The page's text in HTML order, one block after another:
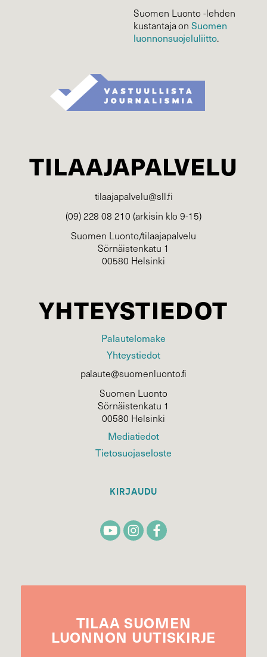
Suomen Luonto -lehden
kustantaja onSuomen
luonnonsuojelu­liitto.
TILAAJAPALVELU
tilaajapalvelu@sll.fi
(09) 228 08 210 (arkisin klo 9-15)
Suomen Luonto/tilaajapalvelu
Sörnäistenkatu 1
00580 Helsinki
YHTEYSTIEDOT
Palautelomake
Yhteystiedot
palaute@suomenluonto.fi
Suomen Luonto
Sörnäistenkatu 1
00580 Helsinki
Mediatiedot
Tietosuojaseloste
KIRJAUDU
TILAA SUOMEN
LUONNON UUTIS­KIRJE